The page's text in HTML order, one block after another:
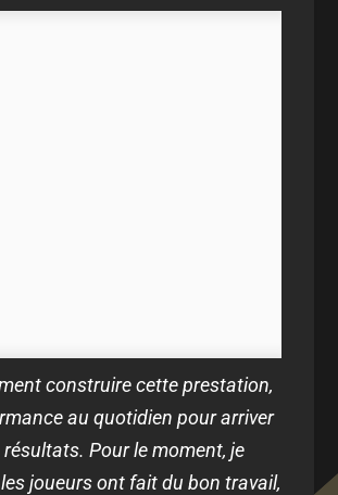
construire cette prestation,
au quotidien pour arriver
Pour le moment, je
joueurs ont fait du bon travail,